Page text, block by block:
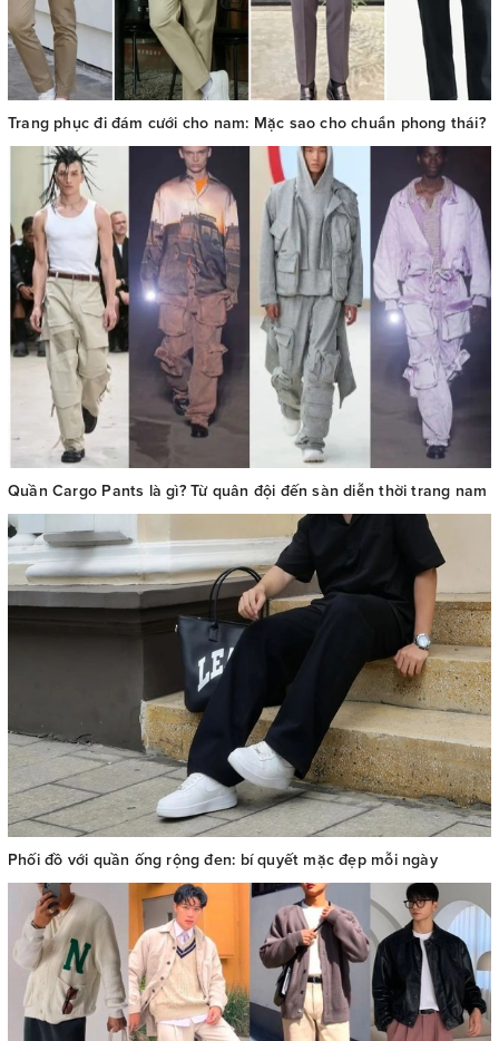
Trang phục đi đám cưới cho nam: Mặc sao cho chuẩn phong thái?
Quần Cargo Pants là gì? Từ quân đội đến sàn diễn thời trang nam
Phối đồ với quần ống rộng đen: bí quyết mặc đẹp mỗi ngày